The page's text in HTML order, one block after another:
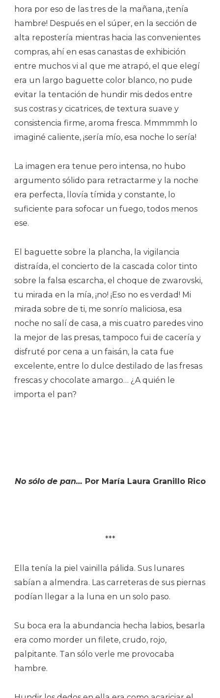
hora por eso de las tres de la mañana, ¡tenía
hambre! Después en el súper, en la sección de
alta repostería mientras hacia las convenientes
compras, ahí en esas canastas de exhibición
entre muchos vi al que me atrapó, el que elegí
era un largo baguette color blanco, no pude
evitar la tentación de hundir mis dedos entre
sus costras y cicatrices, de textura suave y
consistencia firme, aroma fresca. Mmmmmh lo
imaginé caliente, ¡sería mío, esa noche lo sería!
La imagen era tenue pero intensa, no hubo
argumento sólido para retractarme y la noche
era perfecta, llovía tímida y constante, lo
suficiente para sofocar un fuego, todos menos
ese.
El baguette sobre la plancha, la vigilancia
distraída, el concierto de la cascada color tinto
sobre la falsa escarcha, el choque de zwarovski,
tu mirada en la mía, ¡no! ¡Eso no es verdad! Mi
mirada sobre de ti, me sonrío maliciosa, esa
noche no salí de casa, a mis cuatro paredes vino
la mejor de las presas, tampoco fui de cacería y
disfruté por cena a un faisán, la cata fue
excelente, entre lo dulce destilado de las fresas
frescas y chocolate amargo… ¿A quién le
importa el pan?
No sólo de pan… Por María Laura Granillo Rico
***
Ella tenía la piel vainilla pálida. Sus lunares
sabían a almendra. Las carreteras de sus piernas
podían llegar a la luna en un solo paso.
Su boca era la abundancia hecha labios, besarla
era como morder un filete, crudo, rojo,
palpitante. Tan sólo verle me provocaba
hambre.